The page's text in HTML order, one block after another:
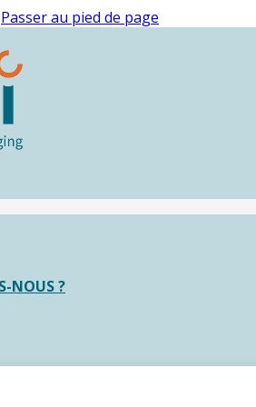
Passer au pied de page
NOUS ?